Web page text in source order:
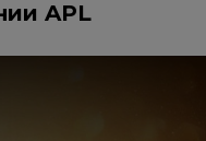
APL